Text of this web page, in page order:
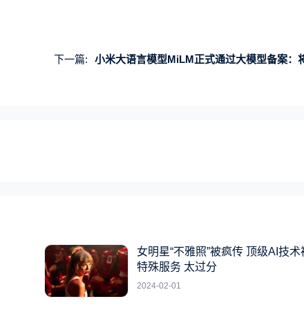
下一篇: 小米大语言模型MiLM正式通过大模型备案：将应用于汽车、手机、智能家居等
女明星“不雅照”被疯传 顶级AI技
特殊服务 太过分
2024-02-01